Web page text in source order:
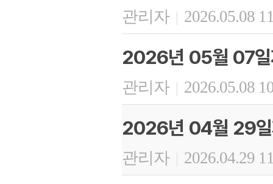
관리자 | 2026.05.08
2026년 05월 07일
관리자 | 2026.05.08
2026년 04월 29일
관리자 | 2026.04.29